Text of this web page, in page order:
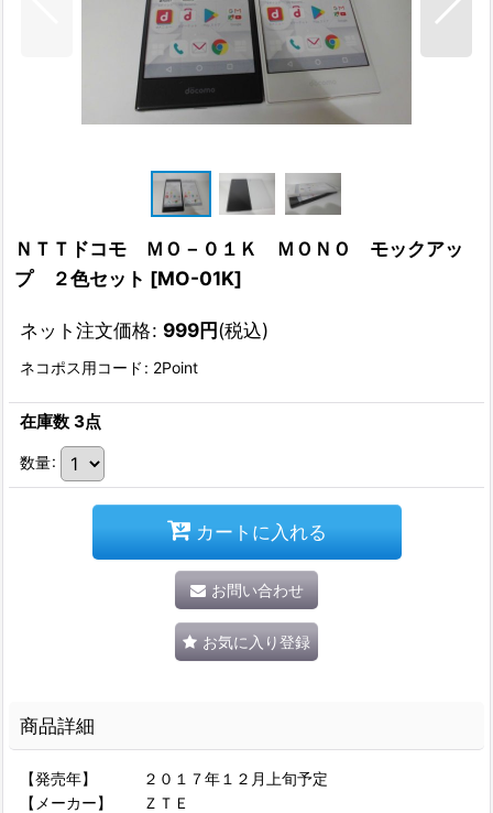
ＮＴＴドコモ ＭＯ－０１Ｋ ＭＯＮＯ モックアッ
プ ２色セット [MO-01K]
ネット注文価格: 999円(税込)
ネコポス用コード : 2Point
在庫数 3点
数量:
カートに入れる
お問い合わせ
お気に入り登録
商品詳細
【発売年】 ２０１７年１２月上旬予定
【メーカー】 ＺＴＥ